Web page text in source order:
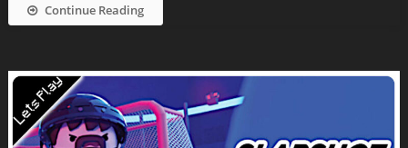
Continue Reading